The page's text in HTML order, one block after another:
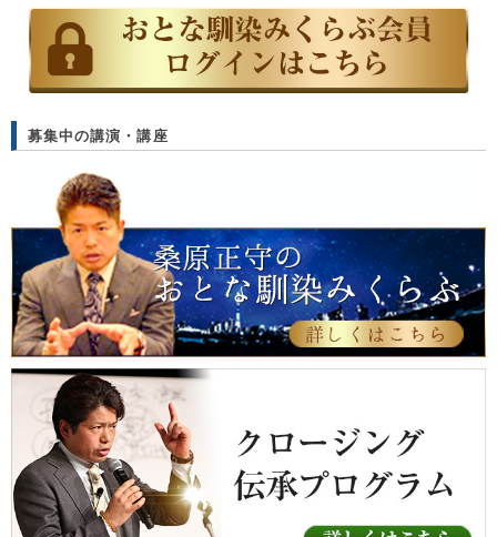
募集中の講演・講座